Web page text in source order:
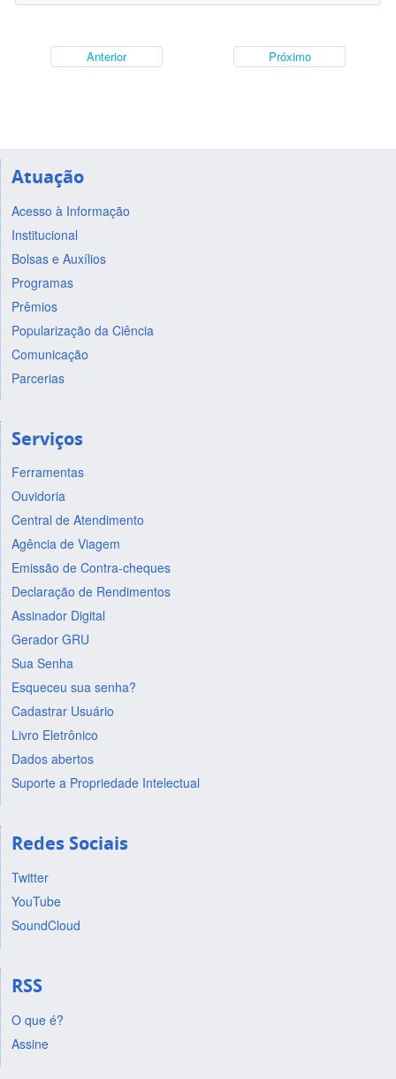
Anterior Próximo
Atuação
Acesso à Informação
Institucional
Bolsas e Auxílios
Programas
Prêmios
Popularização da Ciência
Comunicação
Parcerias
Serviços
Ferramentas
Ouvidoria
Central de Atendimento
Agência de Viagem
Emissão de Contra-cheques
Declaração de Rendimentos
Assinador Digital
Gerador GRU
Sua Senha
Esqueceu sua senha?
Cadastrar Usuário
Livro Eletrônico
Dados abertos
Suporte a Propriedade Intelectual
Redes Sociais
Twitter
YouTube
SoundCloud
RSS
O que é?
Assine